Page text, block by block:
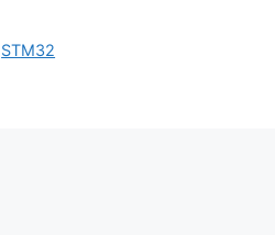
STM32